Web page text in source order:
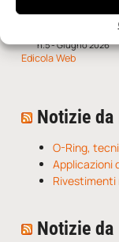
n.5 - Giugno 2026
Edicola Web
Notizie da
O-Ring,
Applicazioni
Notizie